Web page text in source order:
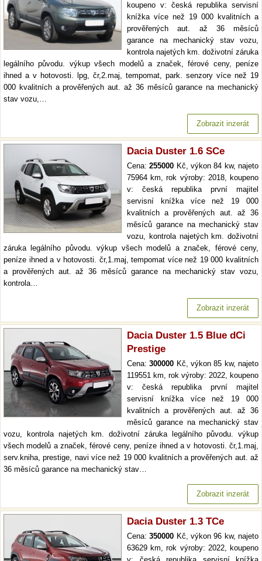
koupeno v: česká republika servisní
knížka více než 19 000 kvalitních a
prověřených aut. až 36 měsíců
garance na mechanický stav vozu,
kontrola najetých km. doživotní záruka
legálního původu. výkup všech modelů a značek, férové ceny, peníze
ihned a v hotovosti. lpg, čr,2.maj, tempomat, park. senzory více než 19
000 kvalitních a prověřených aut. až 36 měsíců garance na mechanický
stav vozu,…
Zobrazit inzerát
Dacia Duster 1.6 SCe
Cena:255000 Kč, výkon 84 kw, najeto
75964 km, rok výroby: 2018, koupeno
v: česká republika první majitel
servisní knížka více než 19 000
kvalitních a prověřených aut. až 36
měsíců garance na mechanický stav
vozu, kontrola najetých km. doživotní
záruka legálního původu. výkup všech modelů a značek, férové ceny,
peníze ihned a v hotovosti. čr,1.maj, tempomat více než 19 000 kvalitních
a prověřených aut. až 36 měsíců garance na mechanický stav vozu,
kontrola…
Zobrazit inzerát
Dacia Duster 1.5 Blue dCi
Prestige
Cena:300000 Kč, výkon 85 kw, najeto
119551 km, rok výroby: 2022, koupeno
v: česká republika první majitel
servisní knížka více než 19 000
kvalitních a prověřených aut. až 36
měsíců garance na mechanický stav
vozu, kontrola najetých km. doživotní záruka legálního původu. výkup
všech modelů a značek, férové ceny, peníze ihned a v hotovosti. čr,1.maj,
serv.kniha, prestige, navi více než 19 000 kvalitních a prověřených aut. až
36 měsíců garance na mechanický stav…
Zobrazit inzerát
Dacia Duster 1.3 TCe
Cena:350000 Kč, výkon 96 kw, najeto
63629 km, rok výroby: 2022, koupeno